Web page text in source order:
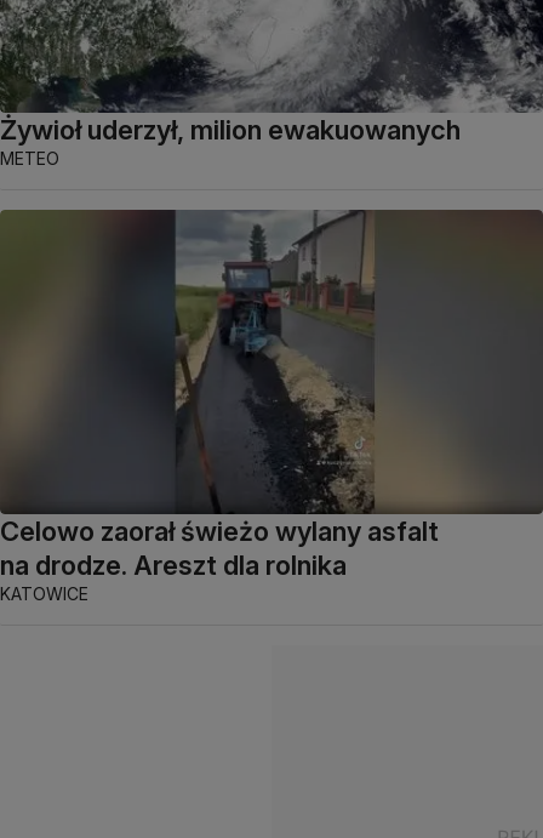
Żywioł uderzył, milion ewakuowanych
METEO
Celowo zaorał świeżo wylany asfalt
na drodze. Areszt dla rolnika
KATOWICE